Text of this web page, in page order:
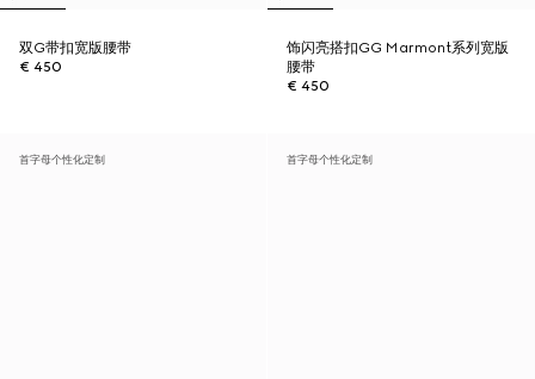
双G带扣宽版腰带
€ 450
饰闪亮搭扣GG Marmont系列宽版
腰带
€ 450
首字母个性化定制 首字母个性化定制